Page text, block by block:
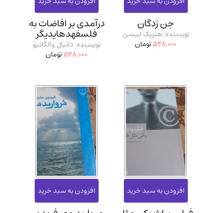
مدرسان شریف و انتشارت ارشد کتاب‌های..(2)
دانشگاه پیامـ نور(10)
جن زدگان
نویسنده: هنریک ایبسن
528,000تومان
درآمدی بر افاضات به
فلسفهدهایدیگر
نویسنده: دانیال والگانیو
528,000تومان